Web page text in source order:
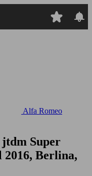
Alfa Romeo
Super
2016, Berlina,